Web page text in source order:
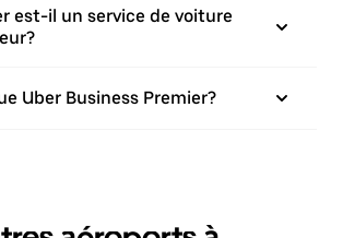
est-il un service de voiture
Uber Business Premier?